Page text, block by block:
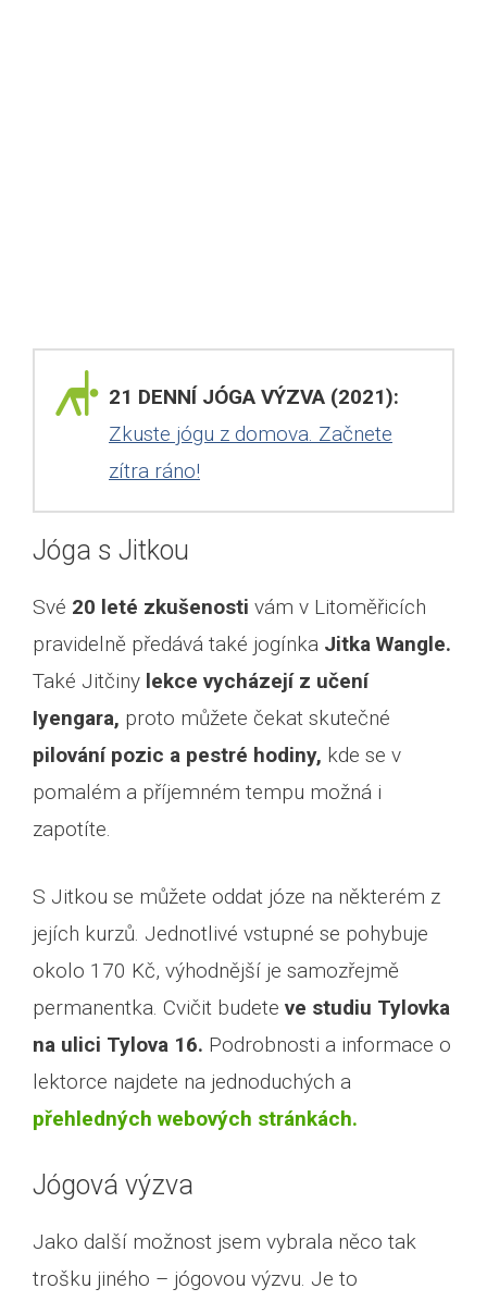
21 DENNÍ JÓGA VÝZVA (2021):
Zkuste jógu z domova. Začnete
zítra ráno!
Jóga s Jitkou
Své 20 leté zkušenosti vám v Litoměřicích
pravidelně předává také jogínka Jitka Wangle.
Také Jitčiny lekce vycházejí z učení
Iyengara, proto můžete čekat skutečné
pilování pozic a pestré hodiny, kde se v
pomalém a příjemném tempu možná i
zapotíte.
S Jitkou se můžete oddat józe na některém z
jejích kurzů. Jednotlivé vstupné se pohybuje
okolo 170 Kč, výhodnější je samozřejmě
permanentka. Cvičit budete ve studiu Tylovka
na ulici Tylova 16. Podrobnosti a informace o
lektorce najdete na jednoduchých a
přehledných webových stránkách.
Jógová výzva
Jako další možnost jsem vybrala něco tak
trošku jiného – jógovou výzvu. Je to